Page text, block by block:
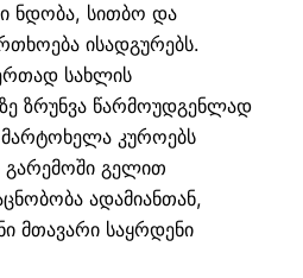
ნდობა, სითბო და
ისადგურებს.
სახლის
ზრუნვა წარმოუდგენლად
კუროებს
გარემოში გელით
ადამიანთან,
მთავარი საყრდენი